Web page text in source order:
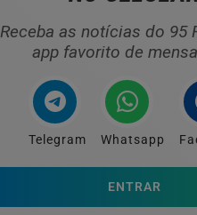
Receba as notícias do 95
app favorito de
Telegram Whatsapp
ENTRAR